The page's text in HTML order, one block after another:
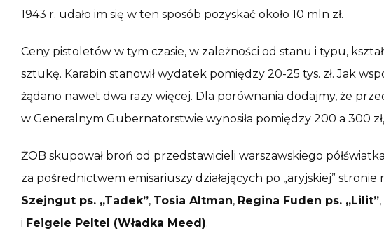
1943 r. udało im się w ten sposób pozyskać około 10 mln zł.
Ceny pistoletów w tym czasie, w zależności od stanu i typu,
sztukę. Karabin stanowił wydatek pomiędzy 20-25 tys. zł. Jak
żądano nawet dwa razy więcej. Dla porównania dodajmy, że
w Generalnym Gubernatorstwie wynosiła pomiędzy 200 a 300
ŻOB skupował broń od przedstawicieli warszawskiego
za pośrednictwem emisariuszy działających po „aryjskiej”
Szejngut ps. „Tadek”, Tosia Altman, Regina Fuden ps. „Lilit”,
i Feigele Peltel (Władka Meed).